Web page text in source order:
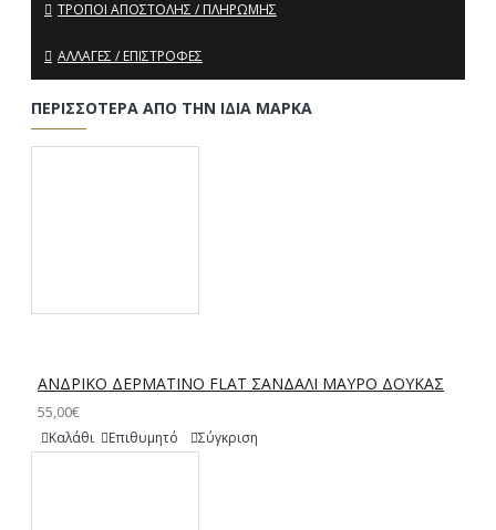
ΤΡΌΠΟΙ ΑΠΟΣΤΟΛΉΣ / ΠΛΗΡΩΜΉΣ
ΑΛΛΑΓΈΣ / ΕΠΙΣΤΡΟΦΈΣ
ΠΕΡΙΣΣΌΤΕΡΑ ΑΠΌ ΤΗΝ ΊΔΙΑ ΜΆΡΚΑ
ΑΝΔΡΙΚΟ ΔΕΡΜΑΤΙΝΟ FLAT ΣΑΝΔΑΛΙ ΜΑΥΡΟ ΔΟΥΚΑΣ
55,00€
Καλάθι Επιθυμητό Σύγκριση